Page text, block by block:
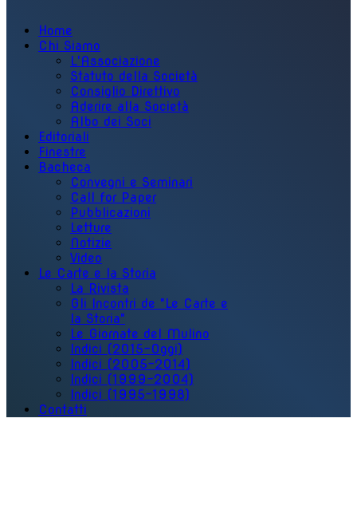
Home
Chi Siamo
L'Associazione
Statuto della Società
Consiglio Direttivo
Aderire alla Società
Albo dei Soci
Editoriali
Finestre
Bacheca
Convegni e Seminari
Call for Paper
Pubblicazioni
Letture
Notizie
Video
Le Carte e la Storia
La Rivista
Gli Incontri de "Le Carte e
la Storia"
Le Giornate del Mulino
Indici (2015-Oggi)
Indici (2005-2014)
Indici (1999-2004)
Indici (1995-1998)
Contatti